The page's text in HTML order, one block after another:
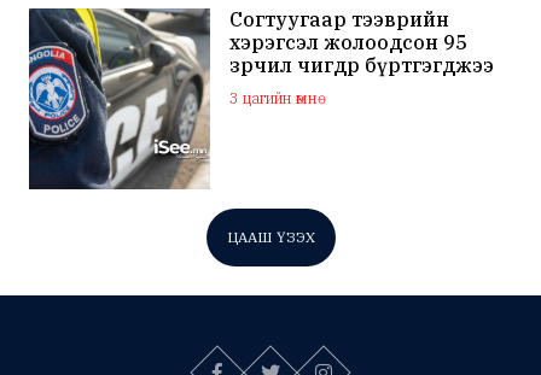
Согтуугаар тээврийн
хэрэгсэл жолоодсон 95
зөрчил өчигдөр бүртгэгджээ
3 цагийн өмнө
ЦААШ ҮЗЭХ